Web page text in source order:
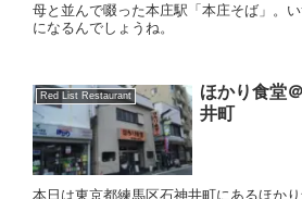
母と並んで啜った本庄駅「本庄そば」。
になるんでしょうね。
Red List Restaurant
ほかり食堂
井町
本日は東京都練馬区石神井町にあるほか